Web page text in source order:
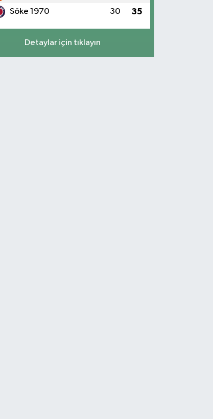
Söke 1970 30 35
Detaylar için tıklayın